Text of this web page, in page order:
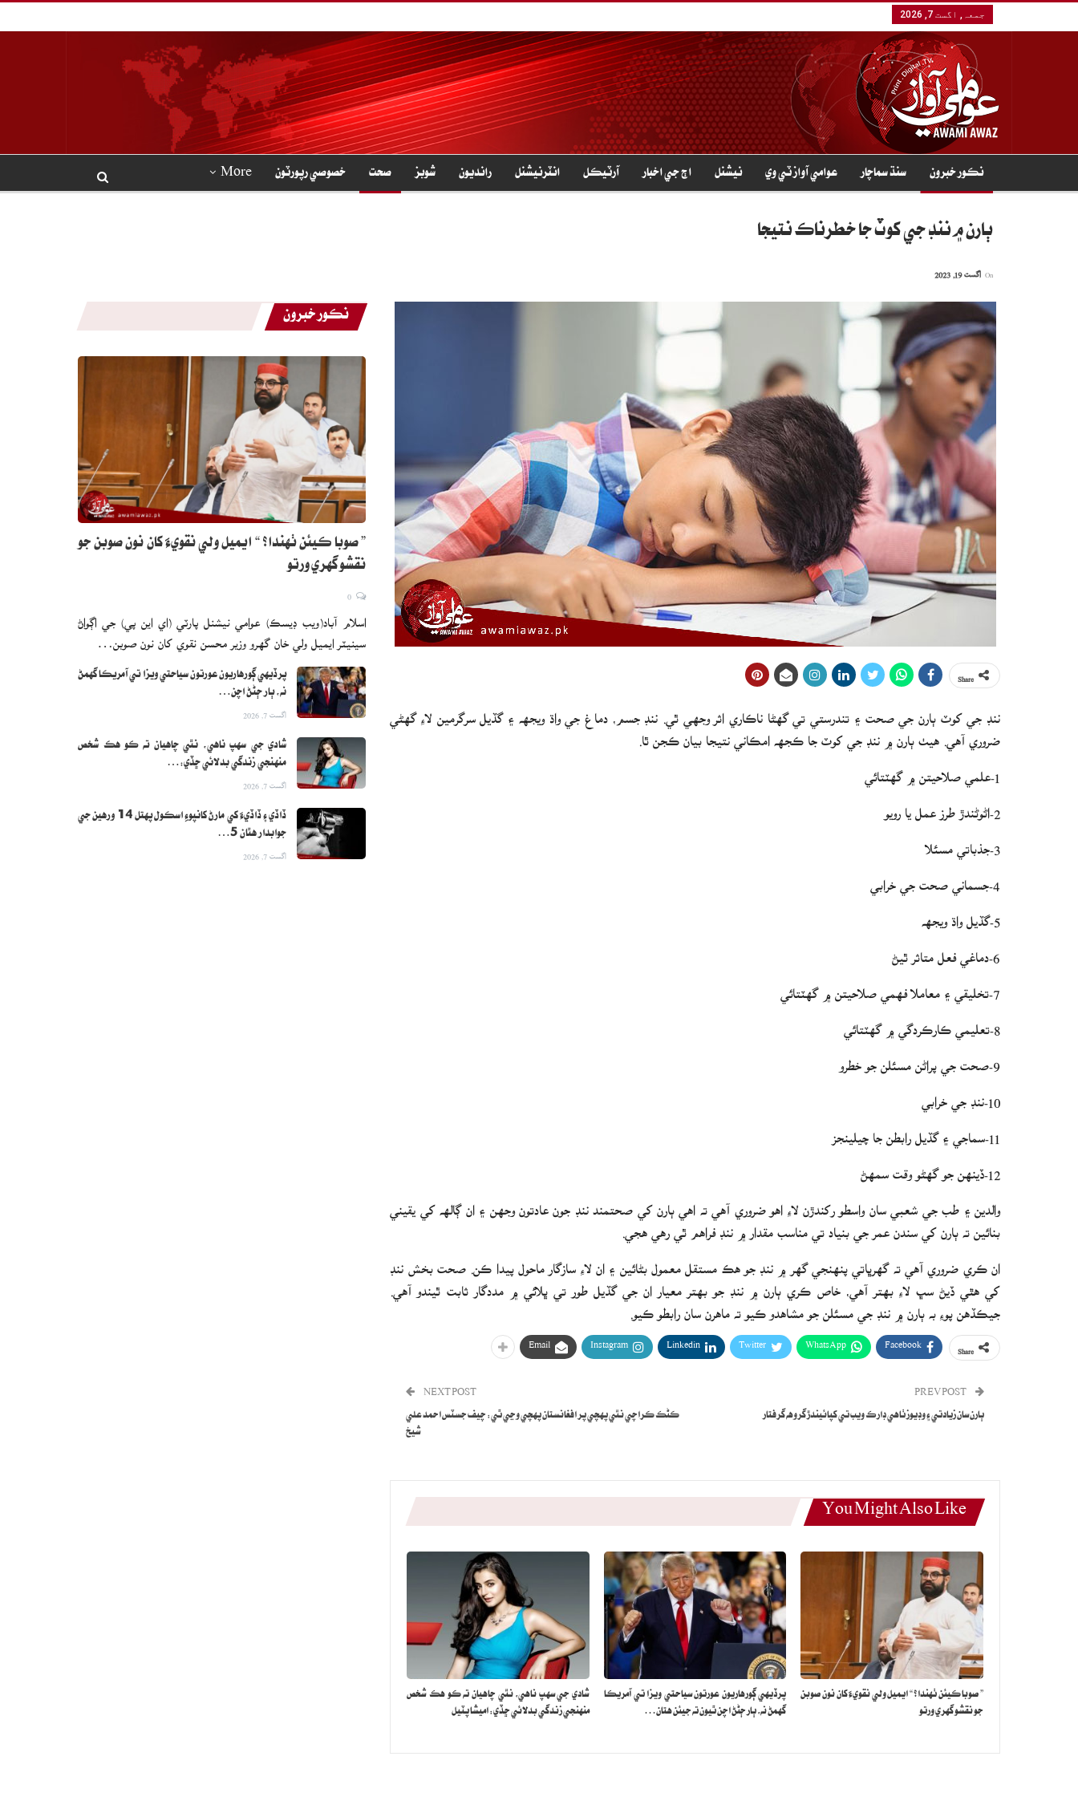
جمعہ, اگست 7, 2026
نڪور خبرون سنڌ سماچار عوامي آواز ٽي وي نيشنل اڄ جي اخبار آرٽيڪل انٽرنيشنل رانديون شوبز صحت خصوصي رپورٽون More
ٻارن ۾ ننڊ جي کوٽ جا خطرناڪ نتيجا
اگست 19, 2023
ننڊ جي کوٽ ٻارن جي صحت ۽ تندرستي تي گھڻا ناڪاري اثر وجهي ٿي. ننڊ جسم، دماغ جي واڌ ويجهه ۽ گڏيل سرگرمين لاءِ گھڻي
ضروري آهي. هيٺ ٻارن ۾ ننڊ جي کوٽ جا ڪجهه امڪاني نتيجا بيان ڪجن ٿا.
والدين ۽ طب جي شعبي سان واسطو رکندڙن لاءِ اهو ضروري آهي ته اهي ٻارن کي صحتمند ننڊ جون عادتون وجهن ۽ ان ڳالهه کي يقيني
بنائين ته ٻارن کي سندن عمر جي بنياد تي مناسب مقدار ۾ ننڊ فراهم ٿي رهي هجي.
ان ڪري ضروري آهي ته گھرڀاتي پنهنجي گھر ۾ ننڊ جو هڪ مستقل معمول بڻائين ۽ ان لاءِ سازگار ماحول پيدا ڪن. صحت بخش ننڊ
کي هٿي ڏيڻ سڀ لاءِ بهتر آهي، خاص ڪري ٻارن ۾ ننڊ جو بهتر معيار ان جي گڏيل طور تي ڀلائي ۾ مددگار ثابت ٿيندو آهي.
جيڪڏهن پوءِ به ٻارن ۾ ننڊ جي مسئلن جو مشاهدو ڪيو ته ماهرن سان رابطو ڪيو.
Facebook
WhatsApp
Twitter
Linkedin
Instagram
Email
ٻارن سان زيادتي ۽ وڊيوز ٺاهي ڊارڪ ويب تي کپائيندڙ گروهه گرفتار
NEXT POST
ڪڻڪ ڪراچي نٿي پهچي پر افغانستان پهچي وڃي ٿي: چيف جسٽس احمد علي
شيخ
You Might Also Like
” صوبا ڪيئن ٺهندا؟ “ ايميل ولي نقويءَ کان نون صوبن
جو نقشو گهري ورتو
پرڏيهي ڳورهاريون عورتون سياحتي ويزا تي آمريڪا
گهمڻ نه، ٻار ڄڻڻ اچن ٿيون ته جيئن هتان…
شادي جي سهپ ناهي، نٿي چاهيان ته ڪو هڪ شخص
منهنجي زندگي بدلائي ڇڏي: اميشا پٽيل
نڪور خبرون
” صوبا ڪيئن ٺهندا؟ “ ايميل ولي نقويءَ کان نون صوبن جو
نقشو گهري ورتو
اسلام آباد(ويب ڊيسڪ) عوامي نيشنل پارٽي (اي اين پي) جي اڳواڻ
سينيٽر ايميل ولي خان گهرو وزير محسن نقوي کان نون صوبن…
پرڏيهي ڳورهاريون عورتون سياحتي ويزا تي آمريڪا گهمڻ
نه، ٻار ڄڻڻ اچن…
اگست 7, 2026
شادي جي سهپ ناهي، نٿي چاهيان ته ڪو هڪ شخص
منهنجي زندگي بدلائي ڇڏي:…
اگست 7, 2026
ڏاڏي ۽ ڏاڏيءَ کي مارڻ کانپوءِ اسڪول پهتل 14 ورهين جي
جوابدار هٿان 5…
اگست 7, 2026